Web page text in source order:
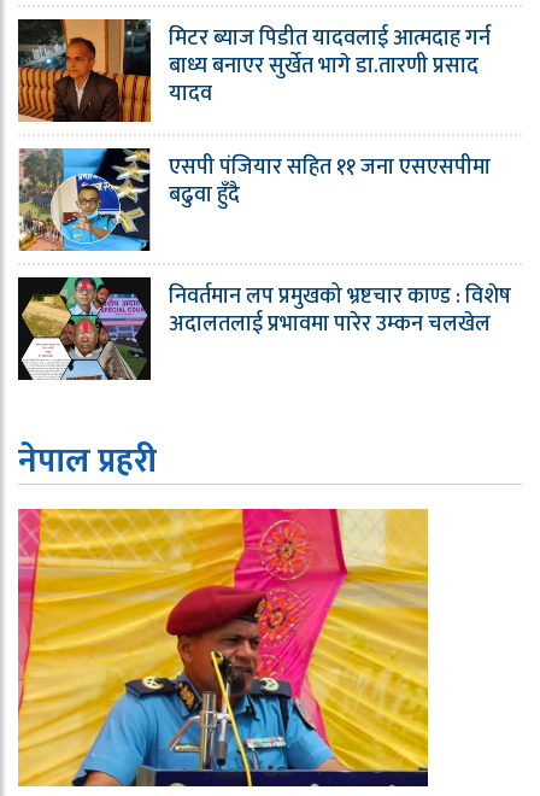
मिटर ब्याज पिडीत यादवलाई आत्मदाह गर्न
बाध्य बनाएर सुर्खेत भागे डा.तारणी प्रसाद
यादव
एसपी पंजियार सहित ११ जना एसएसपीमा
बढुवा हुँदै
निवर्तमान लप प्रमुखको भ्रष्टचार काण्ड : विशेष
अदालतलाई प्रभावमा पारेर उम्कन चलखेल
नेपाल प्रहरी